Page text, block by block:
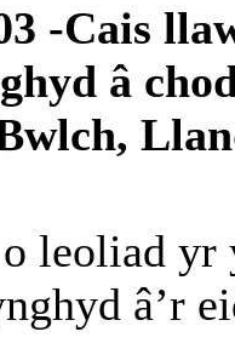
-Cais
â
leoliad yr
â’r